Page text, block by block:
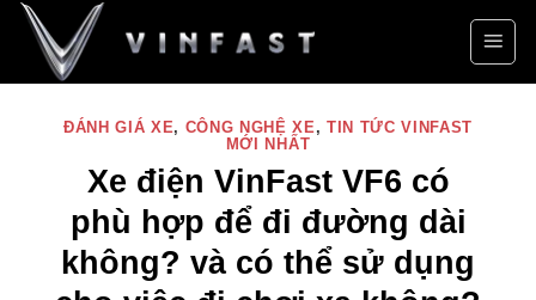
Bỏ
nội
ĐÁNH GIÁ XE, CÔNG NGHỆ XE,TIN TỨC VINFAST
MỚI NHẤT
Xe điện VinFast VF6 có
phù hợp để đi đường dài
không? và có thể sử dụng